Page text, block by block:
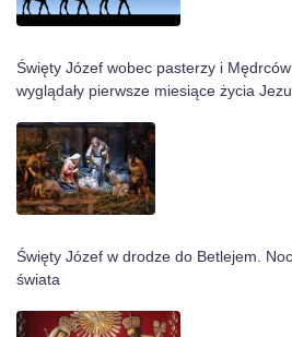
Święty Józef wobec pasterzy i
wyglądały pierwsze miesiące życia
Święty Józef w drodze do Betlejem.
świata